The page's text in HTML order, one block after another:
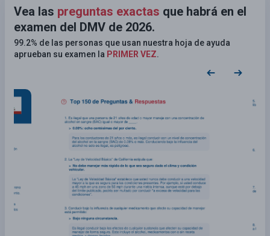
Vea las preguntas exactas que habrá en el
examen del DMV de 2026.
99.2% de las personas que usan nuestra hoja de ayuda
aprueban su examen la PRIMER VEZ.